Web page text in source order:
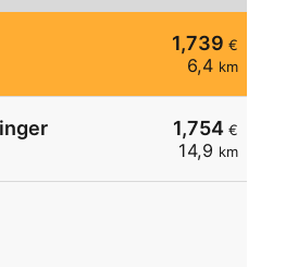
1,739 €
6,4 km
1,754 €
14,9 km